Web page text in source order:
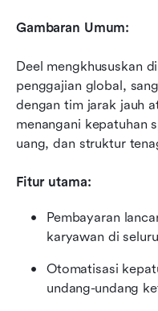
Gambaran Umum:
Deel mengkhususkan
penggajian global,
dengan tim jarak jauh
menangani kepatuhan
uang, dan struktur
Fitur utama:
Pembayaran
karyawan di
Otomatisasi
undang-undang